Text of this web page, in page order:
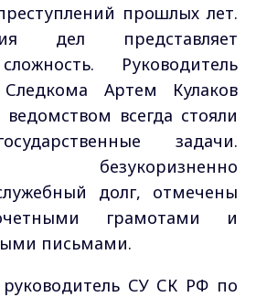
прошлых лет.
дел представляет
Руководитель
Следкома Артем Кулаков
всегда стояли
задачи.
безукоризненно
долг, отмечены
грамотами и
письмами.
СУ СК РФ по